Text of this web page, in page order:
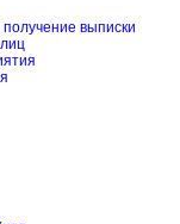
выписки